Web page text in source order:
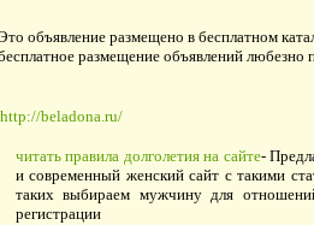
объявление размещено в бесплатном
размещение объявлений любезно
http://beladona.ru/
читать правила долголетия на сайте-
и современный женский сайт с такими
таких выбираем мужчину для
регистрации